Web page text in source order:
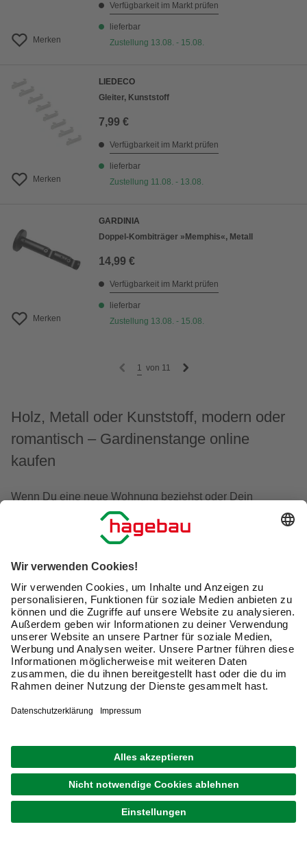
Merken
Verfügbarkeit im Markt prüfen
lieferbar
Zustellung 13.08. - 15.08.
Merken
LIEDECO
Gleiter, Kunststoff
7,99 €
Verfügbarkeit im Markt prüfen
lieferbar
Zustellung 11.08. - 13.08.
Merken
GARDINIA
Doppel-Kombiträger »Memphis«, Metall
14,99 €
Verfügbarkeit im Markt prüfen
lieferbar
Zustellung 13.08. - 15.08.
1 von 11
Holz, Metall oder Kunststoff, modern oder
romantisch – Gardinenstange online
kaufen
Wenn Du eine neue Wohnung beziehst oder Dein
Zuhause renovierst, runden neue Fensterdekorationen
und Gardinenstangen das Ambiente der Räume ab.
Gardinen sind das i-Tüpfelchen und verleihen Deinen
Zimmern erst eine wohnliche Atmosphäre. Auch wenn Du
mit passender Gardinenstange zum stilistischen
Gesamtbild bei. Letztendlich haben Gardinen neben dem
dekorativen Effekt auch eine praktische Funktion. Sie
schützen Dich vor Sonneneinstrahlung und
unerwünschten Einblicken in Dein Privatleben. Kombiniert
mit der richtigen Gardinenstange unterteilt ein Vorhang
zudem Räume oder dient als Sichtschutz vor Regalen und
Nischen.
Was unterscheidet Gardinenstangen von anderen
Gardinen-Aufhängungen?
Die Vorhangstange ist eine der klassischen Arten,
Vorhänge und Gardinenaufzuhängen. Gegenüber